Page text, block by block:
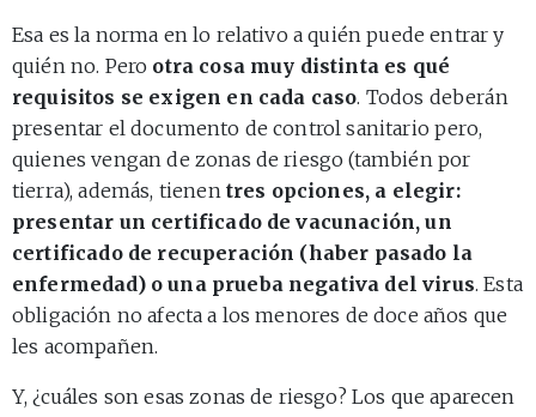
Esa es la norma en lo relativo a quién puede entrar y
quién no. Pero otra cosa muy distinta es qué
requisitos se exigen en cada caso. Todos deberán
presentar el documento de control sanitario pero,
quienes vengan de zonas de riesgo (también por
tierra), además, tienen tres opciones, a elegir:
presentar un certificado de vacunación, un
certificado de recuperación (haber pasado la
enfermedad) o una prueba negativa del virus. Esta
obligación no afecta a los menores de doce años que
les acompañen.
Y, ¿cuáles son esas zonas de riesgo? Los que aparecen